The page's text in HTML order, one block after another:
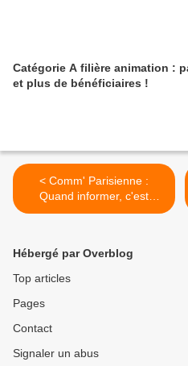
Catégorie A filière animation :
et plus de bénéficiaires !
< Comm' Parisienne :
Quand informer, c'est
cacher ce que l'on fait !
Hébergé par Overblog
Top articles
Pages
Contact
Signaler un abus